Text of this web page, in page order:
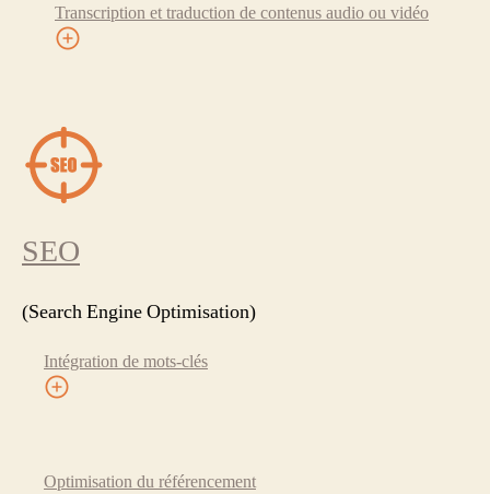
Transcription et traduction de contenus audio ou vidéo
SEO
(Search Engine Optimisation)
Intégration de mots-clés
Optimisation du référencement